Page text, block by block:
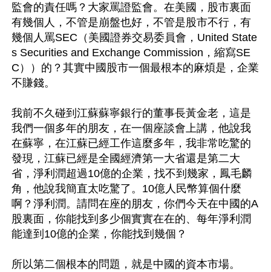
監會的責任嗎？大家罵證監會。在美國，股市裏面
有幾個人，不管是崩盤也好，不管是股市不行，有
幾個人罵SEC（美國證券交易委員會，United State
s Securities and Exchange Commission，縮寫SE
C））的？其實中國股市一個最根本的麻煩是，企業
不賺錢。
我前不久碰到江蘇蘇寧銀行的董事長黃金老，這是
我們一個多年的朋友，在一個座談會上講，他說我
在蘇寧，在江蘇已經工作這麼多年，我非常吃驚的
發現，江蘇已經是全國經濟第一大省還是第二大
省，淨利潤超過10億的企業，找不到幾家，鳳毛麟
角，他說我簡直太吃驚了。10億人民幣算個什麼
啊？淨利潤。請問在座的朋友，你們今天在中國的A
股裏面，你能找到多少個實實在在的、每年淨利潤
能達到10億的企業，你能找到幾個？
所以第二個根本的問題，就是中國的資本市場。